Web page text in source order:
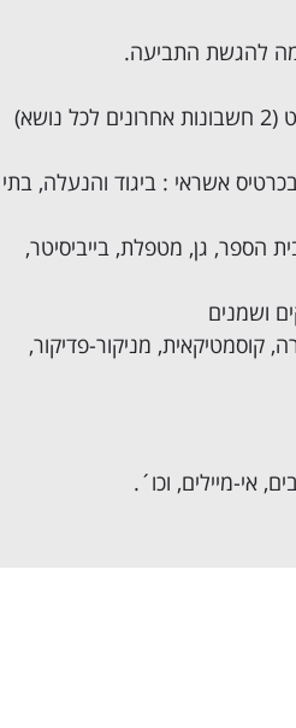
אשראי : ביגוד והנעלה, בתי
הספר, גן, מטפלת, בייביסיטר,
ושמנים
קוסמטיקאית, מניקור-פדיקור,
אי-מיילים, וכו´.